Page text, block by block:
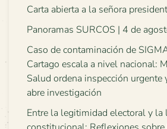
Carta abierta a la señora
Panoramas SURCOS | 4 de
Caso de contaminación de
Cartago escala a nivel nacional:
Salud ordena inspección urgente
abre investigación
Entre la legitimidad electoral y la